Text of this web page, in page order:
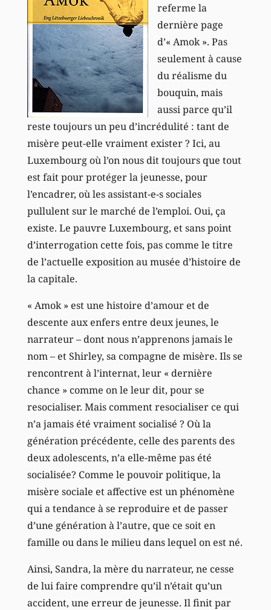
referme la
dernière page
d’« Amok ». Pas
seulement à cause
du réalisme du
bouquin, mais
aussi parce qu’il
reste toujours un peu d’incrédulité : tant de
misère peut-elle vraiment exister ? Ici, au
Luxembourg où l’on nous dit toujours que tout
est fait pour protéger la jeunesse, pour
l’encadrer, où les assistant-e-s sociales
pullulent sur le marché de l’emploi. Oui, ça
existe. Le pauvre Luxembourg, et sans point
d’interrogation cette fois, pas comme le titre
de l’actuelle exposition au musée d’histoire de
la capitale.
« Amok » est une histoire d’amour et de
descente aux enfers entre deux jeunes, le
narrateur – dont nous n’apprenons jamais le
nom – et Shirley, sa compagne de misère. Ils se
rencontrent à l’internat, leur « dernière
chance » comme on le leur dit, pour se
resocialiser. Mais comment resocialiser ce qui
n’a jamais été vraiment socialisé ? Où la
génération précédente, celle des parents des
deux adolescents, n’a elle-même pas été
socialisée? Comme le pouvoir politique, la
misère sociale et affective est un phénomène
qui a tendance à se reproduire et de passer
d’une génération à l’autre, que ce soit en
famille ou dans le milieu dans lequel on est né.
Ainsi, Sandra, la mère du narrateur, ne cesse
de lui faire comprendre qu’il n’était qu’un
accident, une erreur de jeunesse. Il finit par